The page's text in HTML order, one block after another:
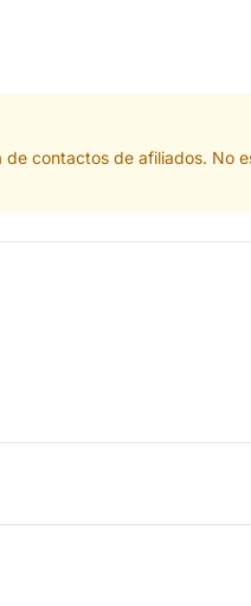
contactos de afiliados. No